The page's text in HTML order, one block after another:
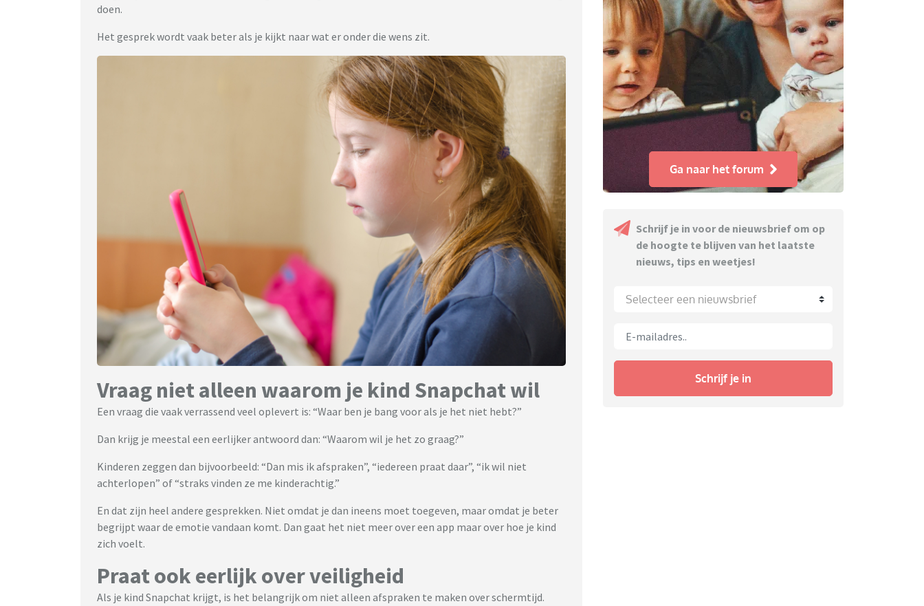
doen.
Het gesprek wordt vaak beter als je kijkt naar wat er onder die wens zit.
Vraag niet alleen waarom je kind Snapchat wil
Een vraag die vaak verrassend veel oplevert is: “Waar ben je bang voor als je het niet hebt?”
Dan krijg je meestal een eerlijker antwoord dan: “Waarom wil je het zo graag?”
Kinderen zeggen dan bijvoorbeeld: “Dan mis ik afspraken”, “iedereen praat daar”, “ik wil niet
achterlopen” of “straks vinden ze me kinderachtig.”
En dat zijn heel andere gesprekken. Niet omdat je dan ineens moet toegeven, maar omdat je beter
begrijpt waar de emotie vandaan komt. Dan gaat het niet meer over een app maar over hoe je kind
zich voelt.
Praat ook eerlijk over veiligheid
Als je kind Snapchat krijgt, is het belangrijk om niet alleen afspraken te maken over schermtijd.
Ga naar het forum
Schrijf je in voor de nieuwsbrief om op
de hoogte te blijven van het laatste
nieuws, tips en weetjes!
Selecteer een nieuwsbrief
Schrijf je in